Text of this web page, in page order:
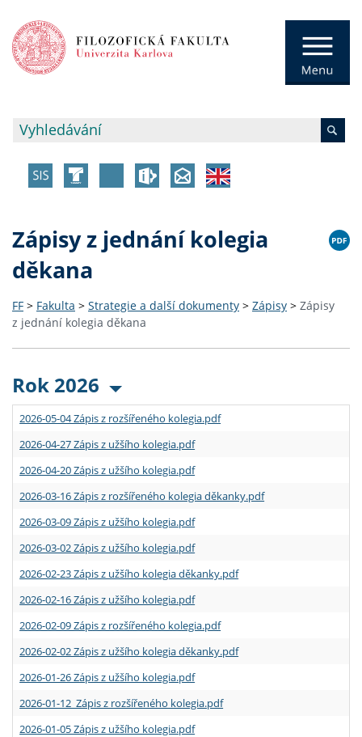
Zápisy z jednání kolegia
děkana
FF > Fakulta > Strategie a další dokumenty > Zápisy > Zápisy
z jednání kolegia děkana
Rok 2026
2026-05-04 Zápis z rozšířeného kolegia.pdf
2026-04-27 Zápis z užšího kolegia.pdf
2026-04-20 Zápis z užšího kolegia.pdf
2026-03-16 Zápis z rozšířeného kolegia děkanky.pdf
2026-03-09 Zápis z užšího kolegia.pdf
2026-03-02 Zápis z užšího kolegia.pdf
2026-02-23 Zápis z užšího kolegia děkanky.pdf
2026-02-16 Zápis z užšího kolegia.pdf
2026-02-09 Zápis z rozšířeného kolegia.pdf
2026-02-02 Zápis z užšího kolegia děkanky.pdf
2026-01-26 Zápis z užšího kolegia.pdf
2026-01-12 Zápis z rozšířeného kolegia.pdf
2026-01-05 Zápis z užšího kolegia.pdf